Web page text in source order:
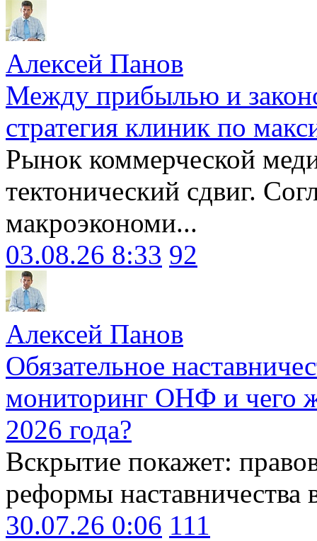
Алексей Панов
Между прибылью и
стратегия клиник по
Рынок коммерческой
тектонический сдвиг.
макроэкономи...
03.08.26 8:33 92
Алексей Панов
Обязательное
мониторинг ОНФ и чего
2026 года?
Вскрытие покажет:
реформы наставничества
30.07.26 0:06 111